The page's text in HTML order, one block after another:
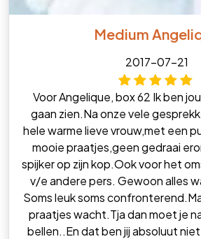
Medium
2017-07-21
Voor Angelique, box 62 Ik ben
gaan zien.Na onze vele
hele warme lieve vrouw,met een
mooie praatjes,geen gedraai
spijker op zijn kop.Ook voor het
v/e andere pers. Gewoon alles
Soms leuk soms
praatjes wacht.Tja dan moet je
bellen..En dat ben jij absoluut